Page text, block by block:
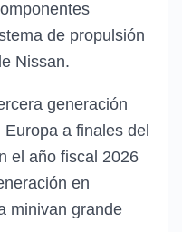
de propulsión
Nissan.
generación
a finales del
el año fiscal 2026
en
minivan grande